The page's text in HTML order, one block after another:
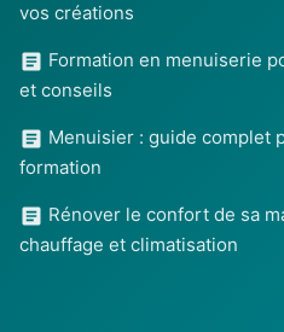
vos créations
Formation en menuiserie
et conseils
Menuisier : guide complet
formation
Rénover le confort de sa
chauffage et climatisation